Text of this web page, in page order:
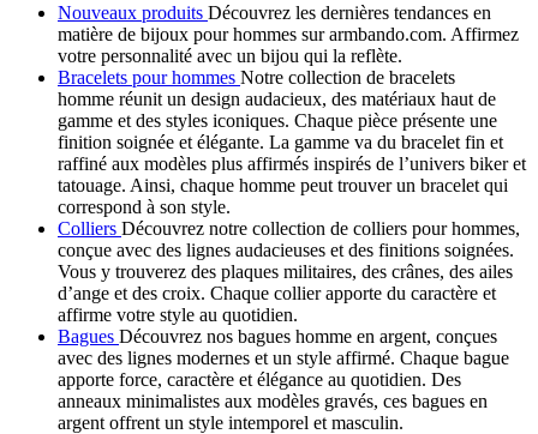
Nouveaux produits Découvrez les dernières tendances en
matière de bijoux pour hommes sur armbando.com. Affirmez
votre personnalité avec un bijou qui la reflète.
Bracelets pour hommes Notre collection de bracelets
homme réunit un design audacieux, des matériaux haut de
gamme et des styles iconiques. Chaque pièce présente une
finition soignée et élégante. La gamme va du bracelet fin et
raffiné aux modèles plus affirmés inspirés de l’univers biker et
tatouage. Ainsi, chaque homme peut trouver un bracelet qui
correspond à son style.
Colliers Découvrez notre collection de colliers pour hommes,
conçue avec des lignes audacieuses et des finitions soignées.
Vous y trouverez des plaques militaires, des crânes, des ailes
d’ange et des croix. Chaque collier apporte du caractère et
affirme votre style au quotidien.
Bagues Découvrez nos bagues homme en argent, conçues
avec des lignes modernes et un style affirmé. Chaque bague
apporte force, caractère et élégance au quotidien. Des
anneaux minimalistes aux modèles gravés, ces bagues en
argent offrent un style intemporel et masculin.